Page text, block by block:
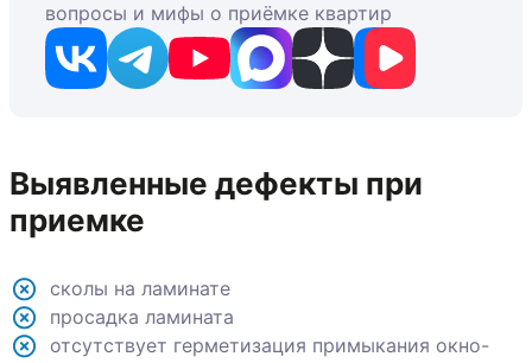
вопросы и мифы о приёмке квартир
Выявленные дефекты при
приемке
сколы на ламинате
просадка ламината
отсутствует герметизация примыкания окно-